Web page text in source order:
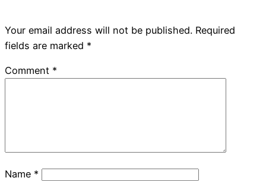
Your email address will not be published. Required
fields are marked *
Comment *
Name *